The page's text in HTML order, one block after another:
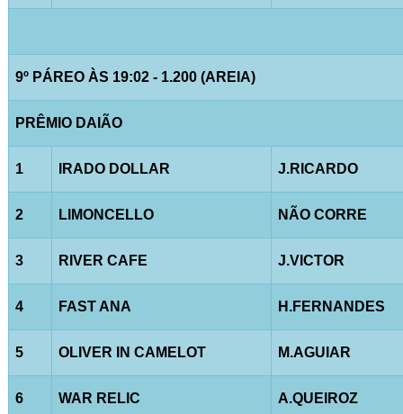
9º PÁREO ÀS 19:02 - 1.200 (AREIA)
PRÊMIO DAIÃO
1 IRADO DOLLAR J.RICARDO
2 LIMONCELLO NÃO CORRE
3 RIVER CAFE J.VICTOR
4 FAST ANA H.FERNANDES
5 OLIVER IN CAMELOT M.AGUIAR
6 WAR RELIC A.QUEIROZ